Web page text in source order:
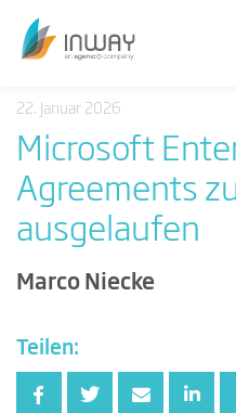
22. Januar 2026
Microsoft
Agreements
ausgelaufen
Marco Niecke
Teilen: